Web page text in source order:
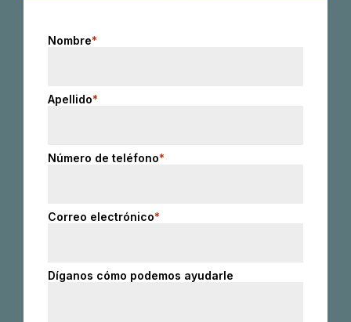
Nombre*
Apellido*
Número de teléfono*
Correo electrónico*
Díganos cómo podemos ayudarle